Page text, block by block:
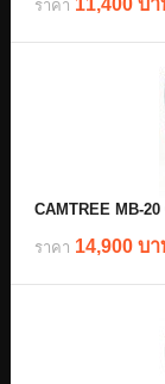
ราคา
CAMTREE MB-
ราคา 14,900 บ